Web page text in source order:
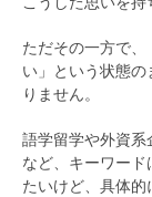
ただその一方で
い」という状態
りません。
語学留学や外資系
など、キーワード
たいけど、具体